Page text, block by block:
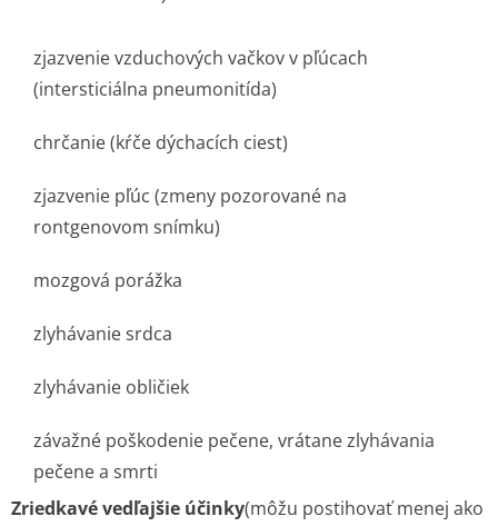
zjazvenie vzduchových vačkov v pľúcach
(intersticiálna pneumonitída)
chrčanie (kŕče dýchacích ciest)
zjazvenie pľúc (zmeny pozorované na
rontgenovom snímku)
mozgová porážka
zlyhávanie srdca
zlyhávanie obličiek
závažné poškodenie pečene, vrátane zlyhávania
pečene a smrti
Zriedkavé vedľajšie účinky(môžu postihovať menej ako